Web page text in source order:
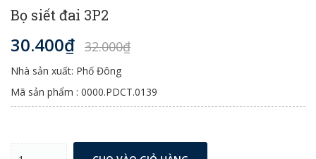
Bọ siết đai 3P2
30.400₫ 32.000₫
Nhà sản xuất: Phố Đông
Mã sản phẩm : 0000.PDCT.0139